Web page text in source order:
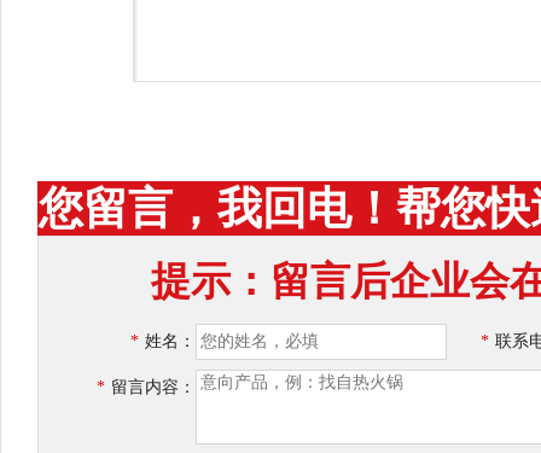
您留言，我回电！帮您
提示：留言后企业会
* 姓名： * 联系
* 留言内容：